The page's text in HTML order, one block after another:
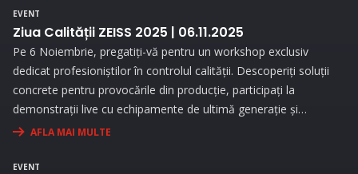
EVENT
Ziua Calității ZEISS 2025 | 06.11.2025
Pe 6 Noiembrie, pregatiți-vă pentru un workshop exclusiv
dedicat profesioniștilor în controlul calității. Descoperiți soluții
concrete pentru provocările din producție, participați la
demonstrații live cu echipamente de ultimă generație și
beneficiați de consultanță personalizată pentru a vă optimiza
AFLA MAI MULTE
EVENT